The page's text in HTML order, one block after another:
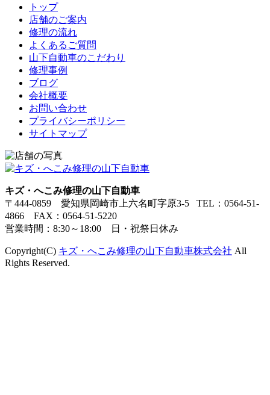
トップ
店舗のご案内
修理の流れ
よくあるご質問
山下自動車のこだわり
修理事例
ブログ
会社概要
お問い合わせ
プライバシーポリシー
サイトマップ
キズ・へこみ修理の山下自動車
〒444-0859 愛知県岡崎市上六名町字原3-5 TEL：0564-51-
4866 FAX：0564-51-5220
営業時間：8:30～18:00 日・祝祭日休み
Copyright(C) キズ・へこみ修理の山下自動車株式会社 All
Rights Reserved.